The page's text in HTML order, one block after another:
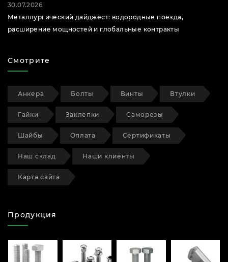
30.07.2026
Металлургический дайджест: водородные поезда,
расширение мощностей и глобальные контракты
Смотрите
Анкера Болты Винты Втулки
Гайки Заклепки Саморезы
Шайбы Оплата Сертификаты
Наш склад Наши клиенты
Карта сайта
Продукция